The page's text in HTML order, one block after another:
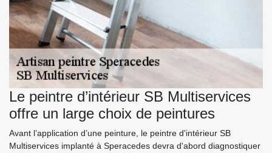
Le peintre d’intérieur SB Multiservices
offre un large choix de peintures
Avant l’application d’une peinture, le peintre d'intérieur SB
Multiservices implanté à Speracedes devra d'abord diagnostiquer